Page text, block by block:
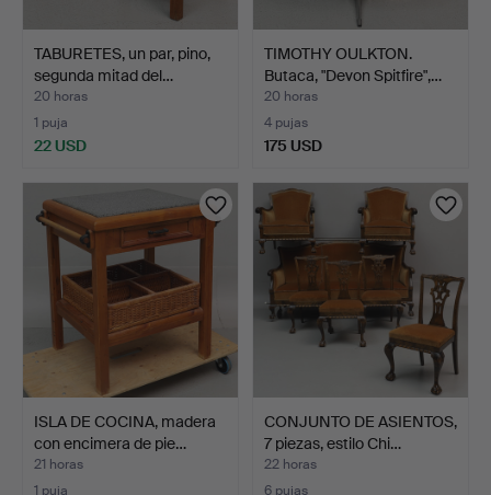
TABURETES, un par, pino,
segunda mitad del…
20 horas
1 puja
22 USD
TIMOTHY OULKTON.
Butaca, "Devon Spitfire",…
20 horas
4 pujas
175 USD
ISLA DE COCINA, madera
con encimera de pie…
21 horas
1 puja
CONJUNTO DE ASIENTOS,
7 piezas, estilo Chi…
22 horas
6 pujas